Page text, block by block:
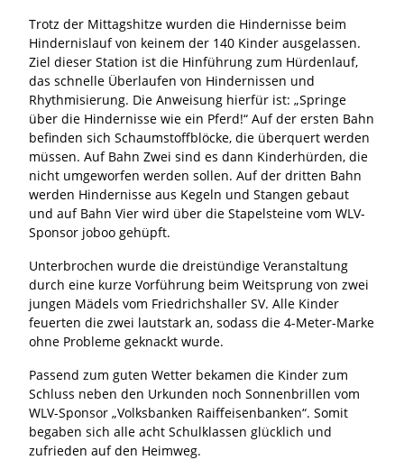
Trotz der Mittagshitze wurden die Hindernisse beim
Hindernislauf von keinem der 140 Kinder ausgelassen.
Ziel dieser Station ist die Hinführung zum Hürdenlauf,
das schnelle Überlaufen von Hindernissen und
Rhythmisierung. Die Anweisung hierfür ist: „Springe
über die Hindernisse wie ein Pferd!“ Auf der ersten Bahn
befinden sich Schaumstoffblöcke, die überquert werden
müssen. Auf Bahn Zwei sind es dann Kinderhürden, die
nicht umgeworfen werden sollen. Auf der dritten Bahn
werden Hindernisse aus Kegeln und Stangen gebaut
und auf Bahn Vier wird über die Stapelsteine vom WLV-
Sponsor joboo gehüpft.
Unterbrochen wurde die dreistündige Veranstaltung
durch eine kurze Vorführung beim Weitsprung von zwei
jungen Mädels vom Friedrichshaller SV. Alle Kinder
feuerten die zwei lautstark an, sodass die 4-Meter-Marke
ohne Probleme geknackt wurde.
Passend zum guten Wetter bekamen die Kinder zum
Schluss neben den Urkunden noch Sonnenbrillen vom
WLV-Sponsor „Volksbanken Raiffeisenbanken“. Somit
begaben sich alle acht Schulklassen glücklich und
zufrieden auf den Heimweg.